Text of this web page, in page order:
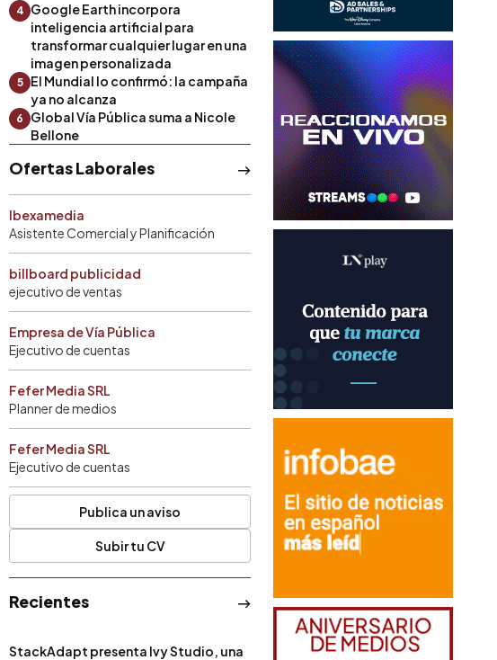
4 Google Earth incorpora
inteligencia artificial para
transformar cualquier lugar en una
imagen personalizada
5
El Mundial lo confirmó: la campaña
ya no alcanza
6
Global Vía Pública suma a Nicole
Bellone
Ofertas Laborales
Ibexamedia
Asistente Comercial y Planificación
billboard publicidad
ejecutivo de ventas
Empresa de Vía Pública
Ejecutivo de cuentas
Fefer Media SRL
Planner de medios
Fefer Media SRL
Ejecutivo de cuentas
Publica un aviso
Subir tu CV
Recientes
StackAdapt presenta Ivy Studio, una